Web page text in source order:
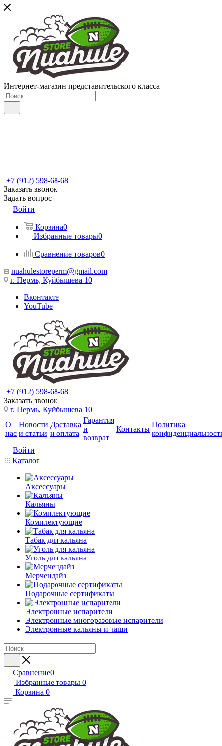
Интернет-магазин представительского класса
+7 (912) 598-68-68
Заказать звонок
Задать вопрос
Войти
Корзина0
Избранные товары0
Сравнение товаров0
nuahulestoreperm@gmail.com
г. Пермь, Куйбышева 10
Вконтакте
YouTube
+7 (912) 598-68-68
Заказать звонок
г. Пермь, Куйбышева 10
О
нас
Новости
и статьи
Доставка
и оплата
Гарантия
и
возврат
Контакты
Политика
Войти
Каталог
Аксессуары
Кальяны
Комплектующие
Табак для кальяна
Уголь для кальяна
Мерчендайз
Подарочные сертификаты
Электронные испарители
Электронные многоразовые испарители
Электронные кальяны и чаши
Сравнение0
Избранные товары 0
Корзина 0